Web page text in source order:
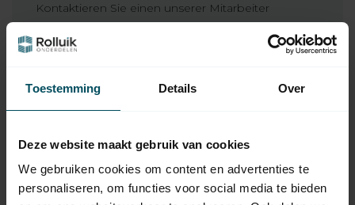
Toestemming Details Over
Deze website maakt gebruik van cookies
We gebruiken cookies om content en advertenties te
personaliseren, om functies voor social media te bieden
Kontaktieren Sie einen unserer Mitarbeiter
Fragen Sie uns
HUISMERK
5-adrig, schwarz
Auf Lager
34,95